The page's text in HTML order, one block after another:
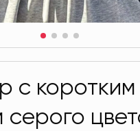
с коротким
серого